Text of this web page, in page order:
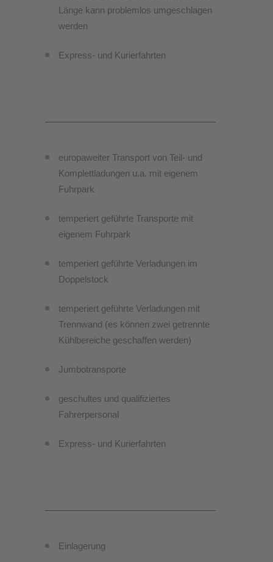
Länge kann problemlos umgeschlagen
werden
Express- und Kurierfahrten
europaweiter Transport von Teil- und
Komplettladungen u.a. mit eigenem
Fuhrpark
temperiert geführte Transporte mit
eigenem Fuhrpark
temperiert geführte Verladungen im
Doppelstock
temperiert geführte Verladungen mit
Trennwand (es können zwei getrennte
Kühlbereiche geschaffen werden)
Jumbotransporte
geschultes und qualifiziertes
Fahrerpersonal
Express- und Kurierfahrten
Einlagerung